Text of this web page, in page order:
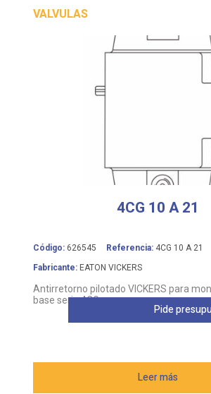
VALVULAS
4CG 10 A 21
Código: 626545 Referencia: 4CG 10 A 21
Fabricante: EATON VICKERS
Antirretorno pilotado VICKERS para
base serie 4CG
Leer más
Pide